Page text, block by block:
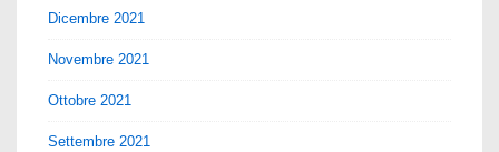
Dicembre 2021
Novembre 2021
Ottobre 2021
Settembre 2021